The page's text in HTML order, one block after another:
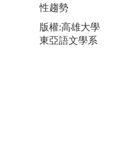
性趨勢
版權:高雄大學
東亞語文學系